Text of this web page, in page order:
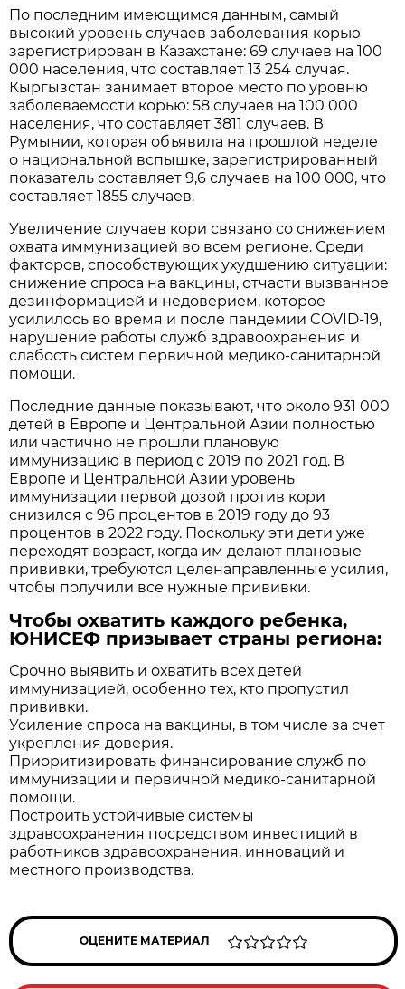
По последним имеющимся данным, самый
высокий уровень случаев заболевания корью
зарегистрирован в Казахстане: 69 случаев на 100
000 населения, что составляет 13 254 случая.
Кыргызстан занимает второе место по уровню
заболеваемости корью: 58 случаев на 100 000
населения, что составляет 3811 случаев. В
Румынии, которая объявила на прошлой неделе
о национальной вспышке, зарегистрированный
показатель составляет 9,6 случаев на 100 000, что
составляет 1855 случаев.
Увеличение случаев кори связано со снижением
охвата иммунизацией во всем регионе. Среди
факторов, способствующих ухудшению ситуации:
снижение спроса на вакцины, отчасти вызванное
дезинформацией и недоверием, которое
усилилось во время и после пандемии COVID-19,
нарушение работы служб здравоохранения и
слабость систем первичной медико-санитарной
помощи.
Последние данные показывают, что около 931 000
детей в Европе и Центральной Азии полностью
или частично не прошли плановую
иммунизацию в период с 2019 по 2021 год. В
Европе и Центральной Азии уровень
иммунизации первой дозой против кори
снизился с 96 процентов в 2019 году до 93
процентов в 2022 году. Поскольку эти дети уже
переходят возраст, когда им делают плановые
прививки, требуются целенаправленные усилия,
чтобы получили все нужные прививки.
Чтобы охватить каждого ребенка,
ЮНИСЕФ призывает страны региона:
Срочно выявить и охватить всех детей
иммунизацией, особенно тех, кто пропустил
прививки.
Усиление спроса на вакцины, в том числе за счет
укрепления доверия.
Приоритизировать финансирование служб по
иммунизации и первичной медико-санитарной
помощи.
Построить устойчивые системы
здравоохранения посредством инвестиций в
работников здравоохранения, инноваций и
местного производства.
ОЦЕНИТЕ МАТЕРИАЛ